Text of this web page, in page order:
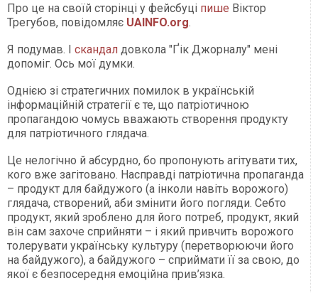
Про це на своїй сторінці у фейсбуці пише Віктор
Трегубов, повідомляє UAINFO.org.
Я подумав. І скандал довкола "Ґік Джорналу" мені
допоміг. Ось мої думки.
Однією зі стратегичних помилок в українській
інформаційній стратегії є те, що патріотичною
пропагандою чомусь вважають створення продукту
для патріотичного глядача.
Це нелогічно й абсурдно, бо пропонують агітувати тих,
кого вже загітовано. Насправді патріотична пропаганда
– продукт для байдужого (а інколи навіть ворожого)
глядача, створений, аби змінити його погляди. Себто
продукт, який зроблено для його потреб, продукт, який
він сам захоче сприйняти – і який привчить ворожого
толерувати українську культуру (перетворюючи його
на байдужого), а байдужого – сприймати її за свою, до
якої є безпосередня емоційна прив’язка.